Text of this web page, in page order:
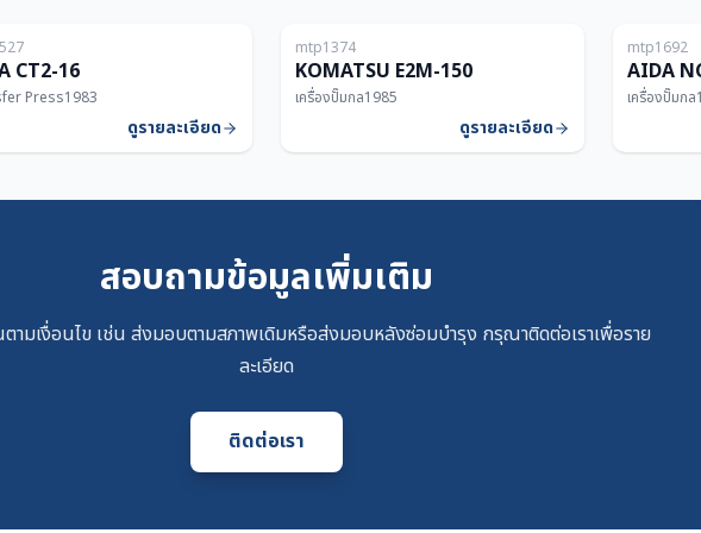
CT2-16
Press1983
ดูรายละเอียด
mtp1374
KOMATSU E2M-150
เครื่องปั๊มกล1985
ดูรายละเอียด
mtp1692
AIDA
เครื่องปั๊มกล
สอบถามข้อมูลเพิ่มเติม
ามเงื่อนไข เช่น ส่งมอบตามสภาพเดิมหรือส่งมอบหลังซ่อมบำรุง กรุณาติดต่อเราเพื่อราย
ละเอียด
ติดต่อเรา